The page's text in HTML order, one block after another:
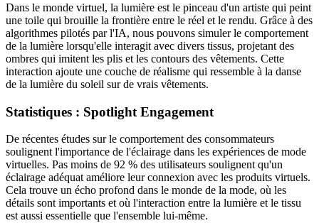
Dans le monde virtuel, la lumière est le pinceau d'un artiste qui peint
une toile qui brouille la frontière entre le réel et le rendu. Grâce à des
algorithmes pilotés par l'IA, nous pouvons simuler le comportement
de la lumière lorsqu'elle interagit avec divers tissus, projetant des
ombres qui imitent les plis et les contours des vêtements. Cette
interaction ajoute une couche de réalisme qui ressemble à la danse
de la lumière du soleil sur de vrais vêtements.
Statistiques : Spotlight Engagement
De récentes études sur le comportement des consommateurs
soulignent l'importance de l'éclairage dans les expériences de mode
virtuelles. Pas moins de 92 % des utilisateurs soulignent qu'un
éclairage adéquat améliore leur connexion avec les produits virtuels.
Cela trouve un écho profond dans le monde de la mode, où les
détails sont importants et où l'interaction entre la lumière et le tissu
est aussi essentielle que l'ensemble lui-même.